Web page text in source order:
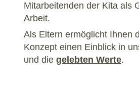
Mitarbeitenden der Kita als
Arbeit.
Als Eltern ermöglicht Ihnen
Konzept einen Einblick in
und die gelebten Werte.